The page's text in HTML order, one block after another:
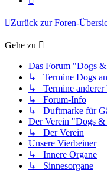
Zurück zur Foren-
Gehe zu
Das Forum "Dogs
↳ Termine Dogs
↳ Termine anderer
↳ Forum-Info
↳ Duftmarke für
Der Verein "Dogs
↳ Der Verein
Unsere Vierbeiner
↳ Innere Organe
↳ Sinnesorgane